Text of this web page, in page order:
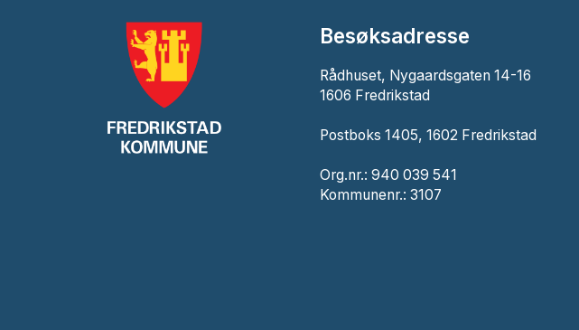
Besøksadresse
Rådhuset, Nygaardsgaten 14-16
1606 Fredrikstad
Postboks 1405, 1602 Fredrikstad
Org.nr.: 940 039 541
Kommunenr.: 3107